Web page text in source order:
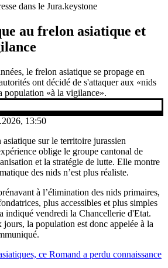
dans le Jura.keystone
au frelon asiatique et
le frelon asiatique se propage en
ont décidé de s'attaquer aux «nids
population «à la vigilance».
13:50
sur le territoire jurassien
oblige le groupe cantonal de
et la stratégie de lutte. Elle montre
des nids n’est plus réaliste.
à l’élimination des nids primaires,
plus accessibles et plus simples
indiqué vendredi la Chancellerie d'Etat.
jours, la population est donc appelée à la
ce Romand a perdu connaissance